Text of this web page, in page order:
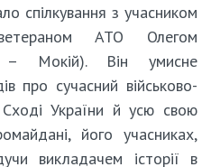
спілкування з учасником
АТО Олегом
– Мокій). Він умисне
про сучасний військово-
України й усю свою
його учасниках,
викладачем історії в